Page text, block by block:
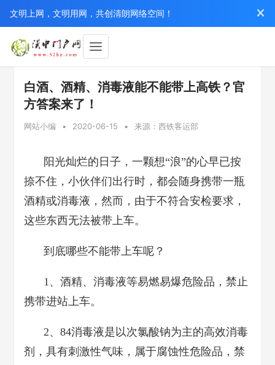
文明上网，文明用网，共创清朗网络空间！
白酒、酒精、消毒液能不能带上高铁？官
方答案来了！
网站小编 • 2020-06-15 • 来源：西铁客运部
阳光灿烂的日子，一颗想“浪”的心早已按
捺不住，小伙伴们出行时，都会随身携带一瓶
酒精或消毒液，然而，由于不符合安检要求，
这些东西无法被带上车。
到底哪些不能带上车呢？
1、酒精、消毒液等易燃易爆危险品，禁止
携带进站上车。
2、84消毒液是以次氯酸钠为主的高效消毒
剂，具有刺激性气味，属于腐蚀性危险品，禁